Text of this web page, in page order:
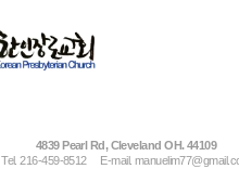
4839 Pearl Rd, Cleveland OH. 44109
Tel. 216-459-8512
E-mail.